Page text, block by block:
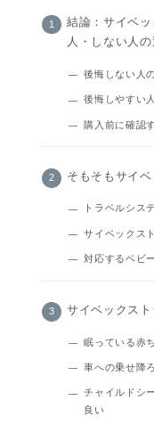
結論：サイベ
人・しない人の
後悔しない人
後悔しやすい
購入前に確認
そもそもサイ
トラベルシス
サイベックス
対応するベビ
サイベックス
眠っている赤
車への乗せ降
チャイルドシ
良い